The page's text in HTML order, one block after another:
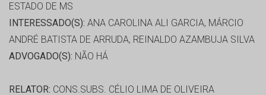
ESTADO DE MS
INTERESSADO(S): ANA CAROLINA ALI GARCIA, MÁRCIO
ANDRÉ BATISTA DE ARRUDA, REINALDO AZAMBUJA SILVA
ADVOGADO(S): NÃO HÁ
RELATOR: CONS.SUBS. CÉLIO LIMA DE OLIVEIRA